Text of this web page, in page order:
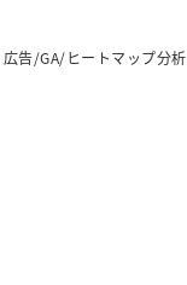
広告/GA/ヒートマップ分析